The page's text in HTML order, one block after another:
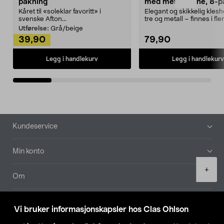
Vi bruker informasjonskapsler hos Clas Ohlson
+
pakning
Kåret til «soleklar favoritt» i
svenske Afton...
Utførelse: Grå/beige
39,90
Legg i handlekurv
med metallpinne, 8-
Elegant og skikkelig
tre og metall – finnes i
79,90
Legg i handlekurv
Bunntekst
Kundeservice
Min konto
Om